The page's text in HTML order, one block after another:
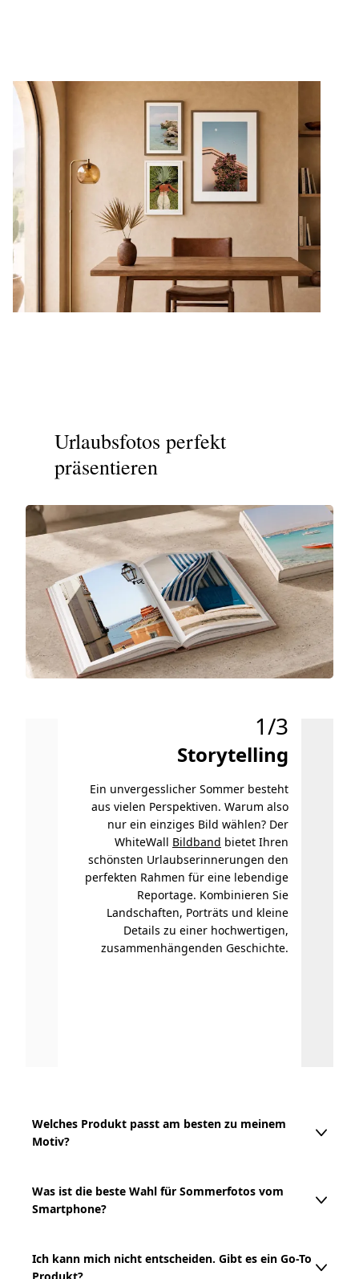
Urlaubsfotos perfekt
präsentieren
1/3
Storytelling
Ein unvergesslicher Sommer besteht
aus vielen Perspektiven. Warum also
nur ein einziges Bild wählen? Der
WhiteWall Bildband bietet Ihren
schönsten Urlaubserinnerungen den
perfekten Rahmen für eine lebendige
Reportage. Kombinieren Sie
Landschaften, Porträts und kleine
Details zu einer hochwertigen,
zusammenhängenden Geschichte.
Welches Produkt passt am besten zu meinem
Motiv?
Wenn Sie mehrere Bilder als
zusammenhängende Geschichte erzählen
Für einzelne Motive mit Licht, Stimmung und
Was ist die beste Wahl für Sommerfotos vom
Smartphone?
Sommerfotos vom Smartphone eignen sich
Ich kann mich nicht entscheiden. Gibt es ein Go-To